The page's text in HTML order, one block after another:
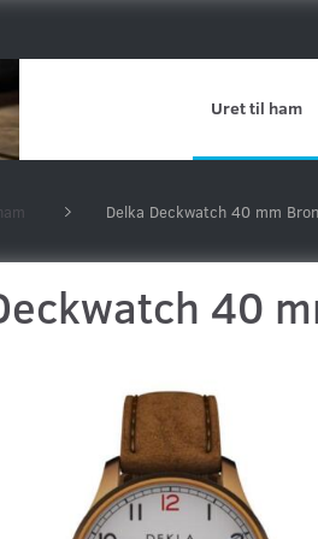
Uret til ham
Delka Deckwatch 40 mm
40